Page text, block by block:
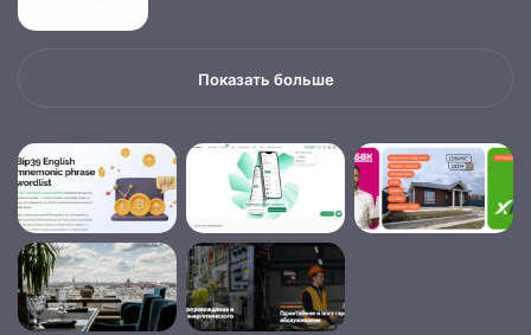
Показать больше